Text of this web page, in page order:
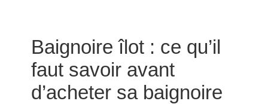
Baignoire îlot : ce qu’il
faut savoir avant
d’acheter sa baignoire